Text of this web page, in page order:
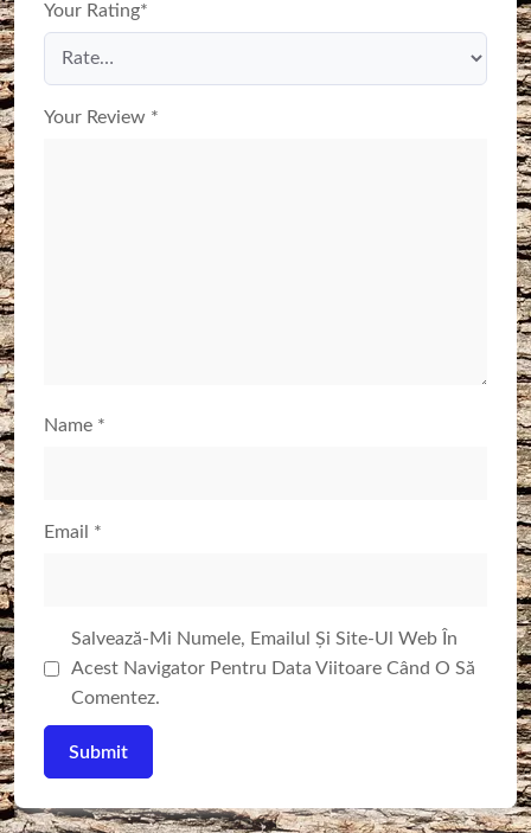
Your Rating*
Your Review *
Name *
Email *
Salvează-Mi Numele, Emailul Și Site-Ul Web În
Acest Navigator Pentru Data Viitoare Când O Să
Comentez.